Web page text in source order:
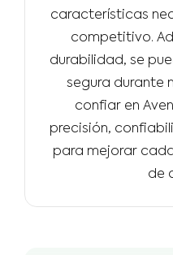
características
competitivo.
durabilidad, se
segura durante
confiar en
precisión,
para mejorar
de